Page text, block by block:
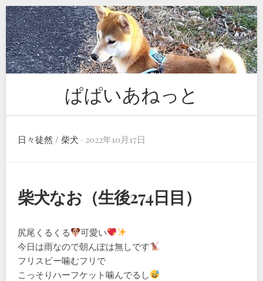
Skip
to
content
ぱぱいあねっと
日々徒然 / 柴犬 · 2022年10月17日
柴犬なお（生後274日目）
尻尾くるくる
可愛い
今日は雨なので朝んぽは無しです
フリスビー噛むフリで
こっそりハーフケット噛んでるし